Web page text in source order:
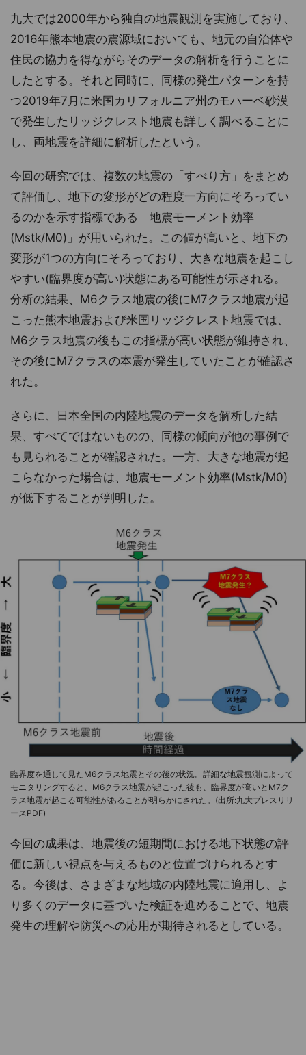
九大では2000年から独自の地震観測を実施しており、
2016年熊本地震の震源域においても、地元の自治体や
住民の協力を得ながらそのデータの解析を行うことに
したとする。それと同時に、同様の発生パターンを持
つ2019年7月に米国カリフォルニア州のモハーベ砂漠
で発生したリッジクレスト地震も詳しく調べることに
し、両地震を詳細に解析したという。
今回の研究では、複数の地震の「すべり方」をまとめ
て評価し、地下の変形がどの程度一方向にそろってい
るのかを示す指標である「地震モーメント効率
(Mstk/M0)」が用いられた。この値が高いと、地下の
変形が1つの方向にそろっており、大きな地震を起こし
やすい(臨界度が高い)状態にある可能性が示される。
分析の結果、M6クラス地震の後にM7クラス地震が起
こった熊本地震および米国リッジクレスト地震では、
M6クラス地震の後もこの指標が高い状態が維持され、
その後にM7クラスの本震が発生していたことが確認さ
れた。
さらに、日本全国の内陸地震のデータを解析した結
果、すべてではないものの、同様の傾向が他の事例で
も見られることが確認された。一方、大きな地震が起
こらなかった場合は、地震モーメント効率(Mstk/M0)
が低下することが判明した。
臨界度を通して見たM6クラス地震とその後の状況。詳細な地震観測によって
モニタリングすると、M6クラス地震が起こった後も、臨界度が高いとM7ク
ラス地震が起こる可能性があることが明らかにされた。(出所:九大プレスリリ
ースPDF)
今回の成果は、地震後の短期間における地下状態の評
価に新しい視点を与えるものと位置づけられるとす
る。今後は、さまざまな地域の内陸地震に適用し、よ
り多くのデータに基づいた検証を進めることで、地震
発生の理解や防災への応用が期待されるとしている。